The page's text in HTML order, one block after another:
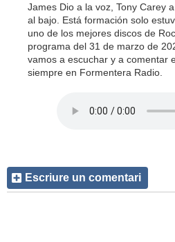
James Dio a la voz, Tony Carey
al bajo. Está formación solo
uno de los mejores discos de
programa del 31 de marzo de
vamos a escuchar y a comentar
siempre en Formentera Radio.
Escriure un comentari